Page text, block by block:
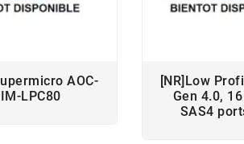
AOC-
LPC80
[NR]Low
Gen 4.0,
SAS4